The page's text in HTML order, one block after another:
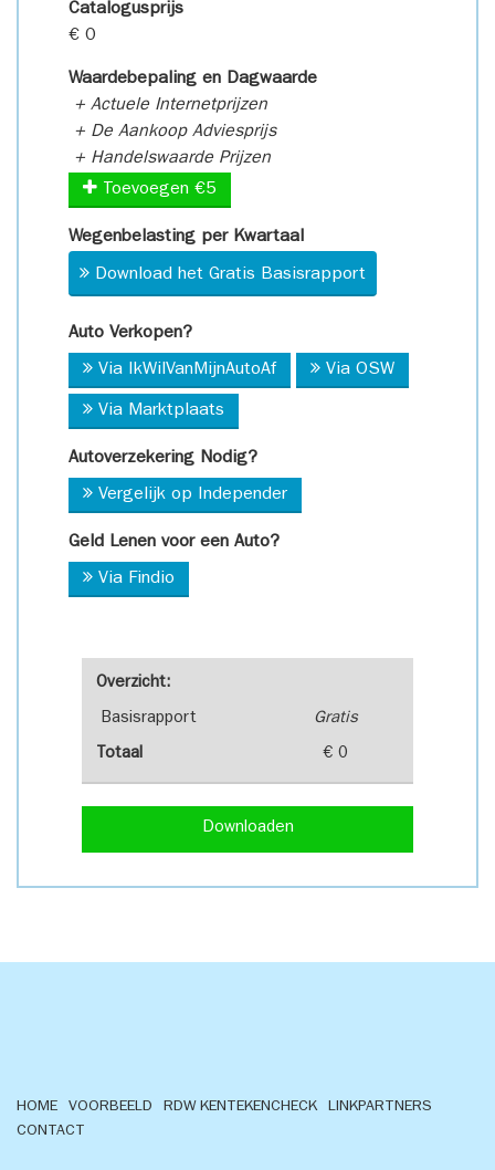
Overzicht:
Basisrapport Gratis
Totaal € 0
Downloaden
Catalogusprijs
€ 0
Waardebepaling en Dagwaarde
+ Actuele Internetprijzen
+ De Aankoop Adviesprijs
+ Handelswaarde Prijzen
Toevoegen €5
Wegenbelasting per Kwartaal
Download het Gratis Basisrapport
Auto Verkopen?
Via IkWilVanMijnAutoAf Via OSW
Via Marktplaats
Autoverzekering Nodig?
Vergelijk op Independer
Geld Lenen voor een Auto?
Via Findio
HOME VOORBEELD RDW KENTEKENCHECK
LINKPARTNERS
CONTACT